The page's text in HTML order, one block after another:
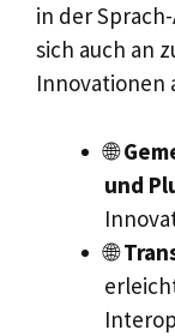
in der
sich auch an
Innovationen
🌐
und
🌐